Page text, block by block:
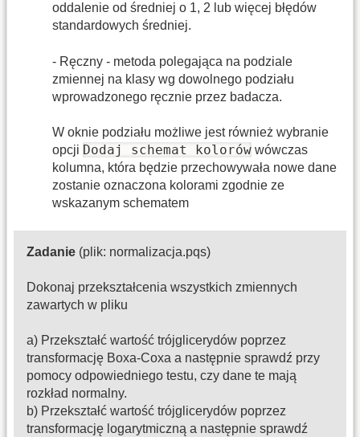
oddalenie od średniej o 1, 2 lub więcej błędów
standardowych średniej.
- Ręczny - metoda polegająca na podziale
zmiennej na klasy wg dowolnego podziału
wprowadzonego ręcznie przez badacza.
W oknie podziału możliwe jest również wybranie
opcji Dodaj schemat kolorów wówczas
kolumna, która będzie przechowywała nowe dane
zostanie oznaczona kolorami zgodnie ze
wskazanym schematem
Zadanie (plik: normalizacja.pqs)
Dokonaj przekształcenia wszystkich zmiennych
zawartych w pliku
a) Przekształć wartość trójglicerydów poprzez
transformację Boxa-Coxa a następnie sprawdź przy
pomocy odpowiedniego testu, czy dane te mają
rozkład normalny.
b) Przekształć wartość trójglicerydów poprzez
transformację logarytmiczną a następnie sprawdź